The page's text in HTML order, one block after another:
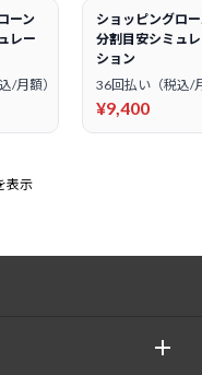
ーン
レー
/月額）
ショッピングロ
分割目安シミュ
ション
36回払い（税込/
¥9,400
表示